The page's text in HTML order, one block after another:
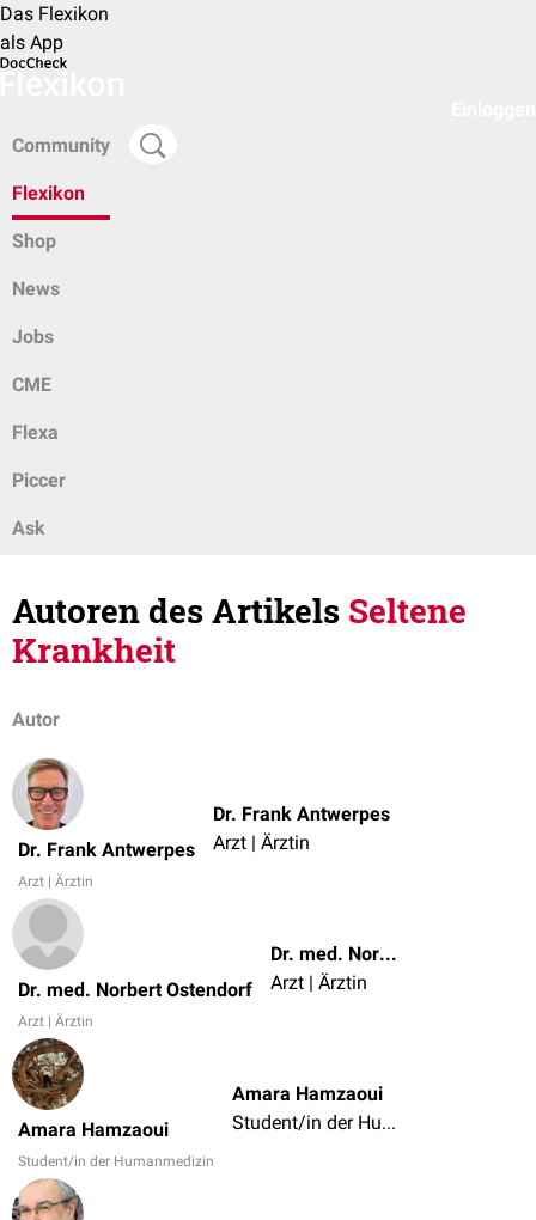
Das Flexikon
als App
Community
Flexikon
Shop
News
Jobs
CME
Flexa
Piccer
Ask
Autoren des Artikels Seltene
Krankheit
Autor
Dr. Frank Antwerpes
Arzt | Ärztin
Dr. Frank Antwerpes
Arzt | Ärztin
Dr. med. Norbert Ostendorf
Arzt | Ärztin
Dr. med. Norbert Ostendorf
Arzt | Ärztin
Amara Hamzaoui
Student/in der Humanmedizin
Amara Hamzaoui
Student/in der Humanmedizin